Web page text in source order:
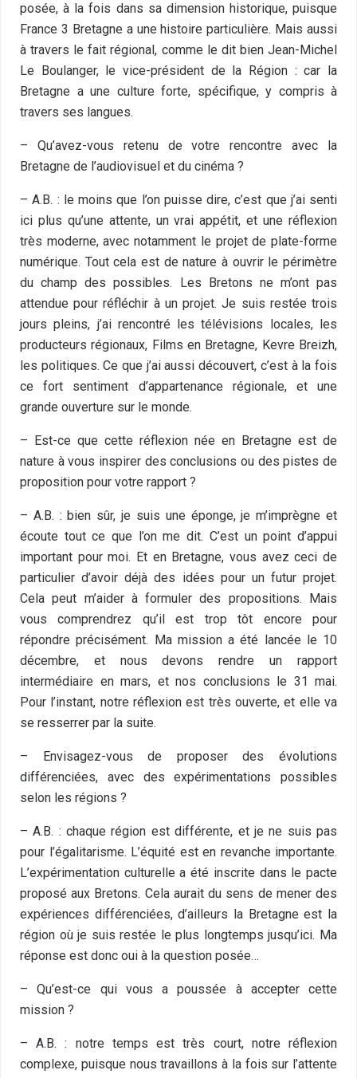
posée, à la fois dans sa dimension historique, puisque
France 3 Bretagne a une histoire particulière. Mais aussi
à travers le fait régional, comme le dit bien Jean-Michel
Le Boulanger, le vice-président de la Région : car la
Bretagne a une culture forte, spécifique, y compris à
travers ses langues.
– Qu’avez-vous retenu de votre rencontre avec la
Bretagne de l’audiovisuel et du cinéma ?
– A.B. : le moins que l’on puisse dire, c’est que j’ai senti
ici plus qu’une attente, un vrai appétit, et une réflexion
très moderne, avec notamment le projet de plate-forme
numérique. Tout cela est de nature à ouvrir le périmètre
du champ des possibles. Les Bretons ne m’ont pas
attendue pour réfléchir à un projet. Je suis restée trois
jours pleins, j’ai rencontré les télévisions locales, les
producteurs régionaux, Films en Bretagne, Kevre Breizh,
les politiques. Ce que j’ai aussi découvert, c’est à la fois
ce fort sentiment d’appartenance régionale, et une
grande ouverture sur le monde.
– Est-ce que cette réflexion née en Bretagne est de
nature à vous inspirer des conclusions ou des pistes de
proposition pour votre rapport ?
– A.B. : bien sûr, je suis une éponge, je m’imprègne et
écoute tout ce que l’on me dit. C’est un point d’appui
important pour moi. Et en Bretagne, vous avez ceci de
particulier d’avoir déjà des idées pour un futur projet.
Cela peut m’aider à formuler des propositions. Mais
vous comprendrez qu’il est trop tôt encore pour
répondre précisément. Ma mission a été lancée le 10
décembre, et nous devons rendre un rapport
intermédiaire en mars, et nos conclusions le 31 mai.
Pour l’instant, notre réflexion est très ouverte, et elle va
se resserrer par la suite.
– Envisagez-vous de proposer des évolutions
différenciées, avec des expérimentations possibles
selon les régions ?
– A.B. : chaque région est différente, et je ne suis pas
pour l’égalitarisme. L’équité est en revanche importante.
L’expérimentation culturelle a été inscrite dans le pacte
proposé aux Bretons. Cela aurait du sens de mener des
expériences différenciées, d’ailleurs la Bretagne est la
région où je suis restée le plus longtemps jusqu’ici. Ma
réponse est donc oui à la question posée…
– Qu’est-ce qui vous a poussée à accepter cette
mission ?
– A.B. : notre temps est très court, notre réflexion
complexe, puisque nous travaillons à la fois sur l’attente